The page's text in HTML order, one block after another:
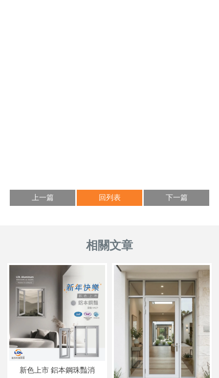
上一篇 回列表 下一篇
新色上市 鋁本鋼珠豔消